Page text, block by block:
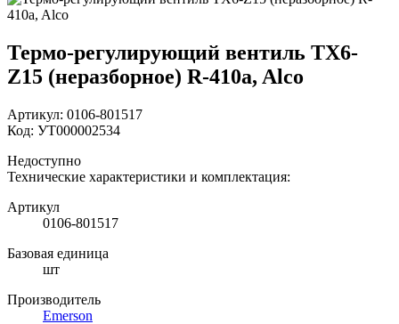
Термо-регулирующий вентиль TX6-
Z15 (неразборное) R-410a, Alco
Артикул: 0106-801517
Код: УТ000002534
Недоступно
Технические характеристики и комплектация:
Артикул
0106-801517
Базовая единица
шт
Производитель
Emerson